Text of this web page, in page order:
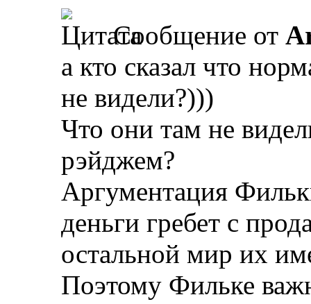
Сообщение от
а кто сказал что
не видели?)))
Что они там не
рэйджем?
Аргументация
деньги гребет с
остальной мир их
Поэтому Фильке